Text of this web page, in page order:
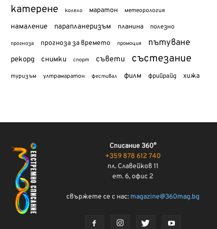
катерене колело маратон метеорология
намаление парапланеризъм планина полезно
прогноза прогноза за времето промоция пътуване
рекорд снимки спорт съвети състезание
туризъм ултрамаратон фестивал филм фрийрайд хижа
Списание 360°
+359 878 612 740
пл. Славейков 11
ет. 6, офис 2
свържете се с нас: magazine@360mag.bg